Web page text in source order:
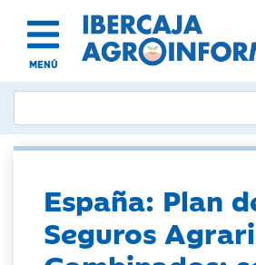
MENÚ
España: Plan
Seguros